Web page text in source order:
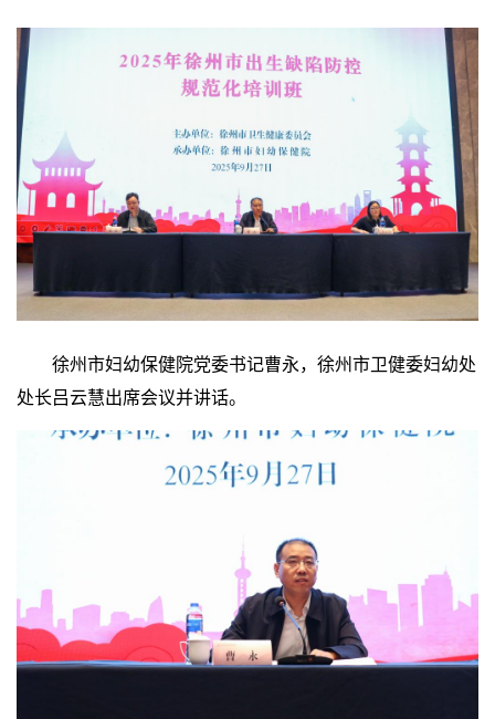
徐州市妇幼保健院党委书记曹永，徐州市卫健委妇幼处
处长吕云慧出席会议并讲话。